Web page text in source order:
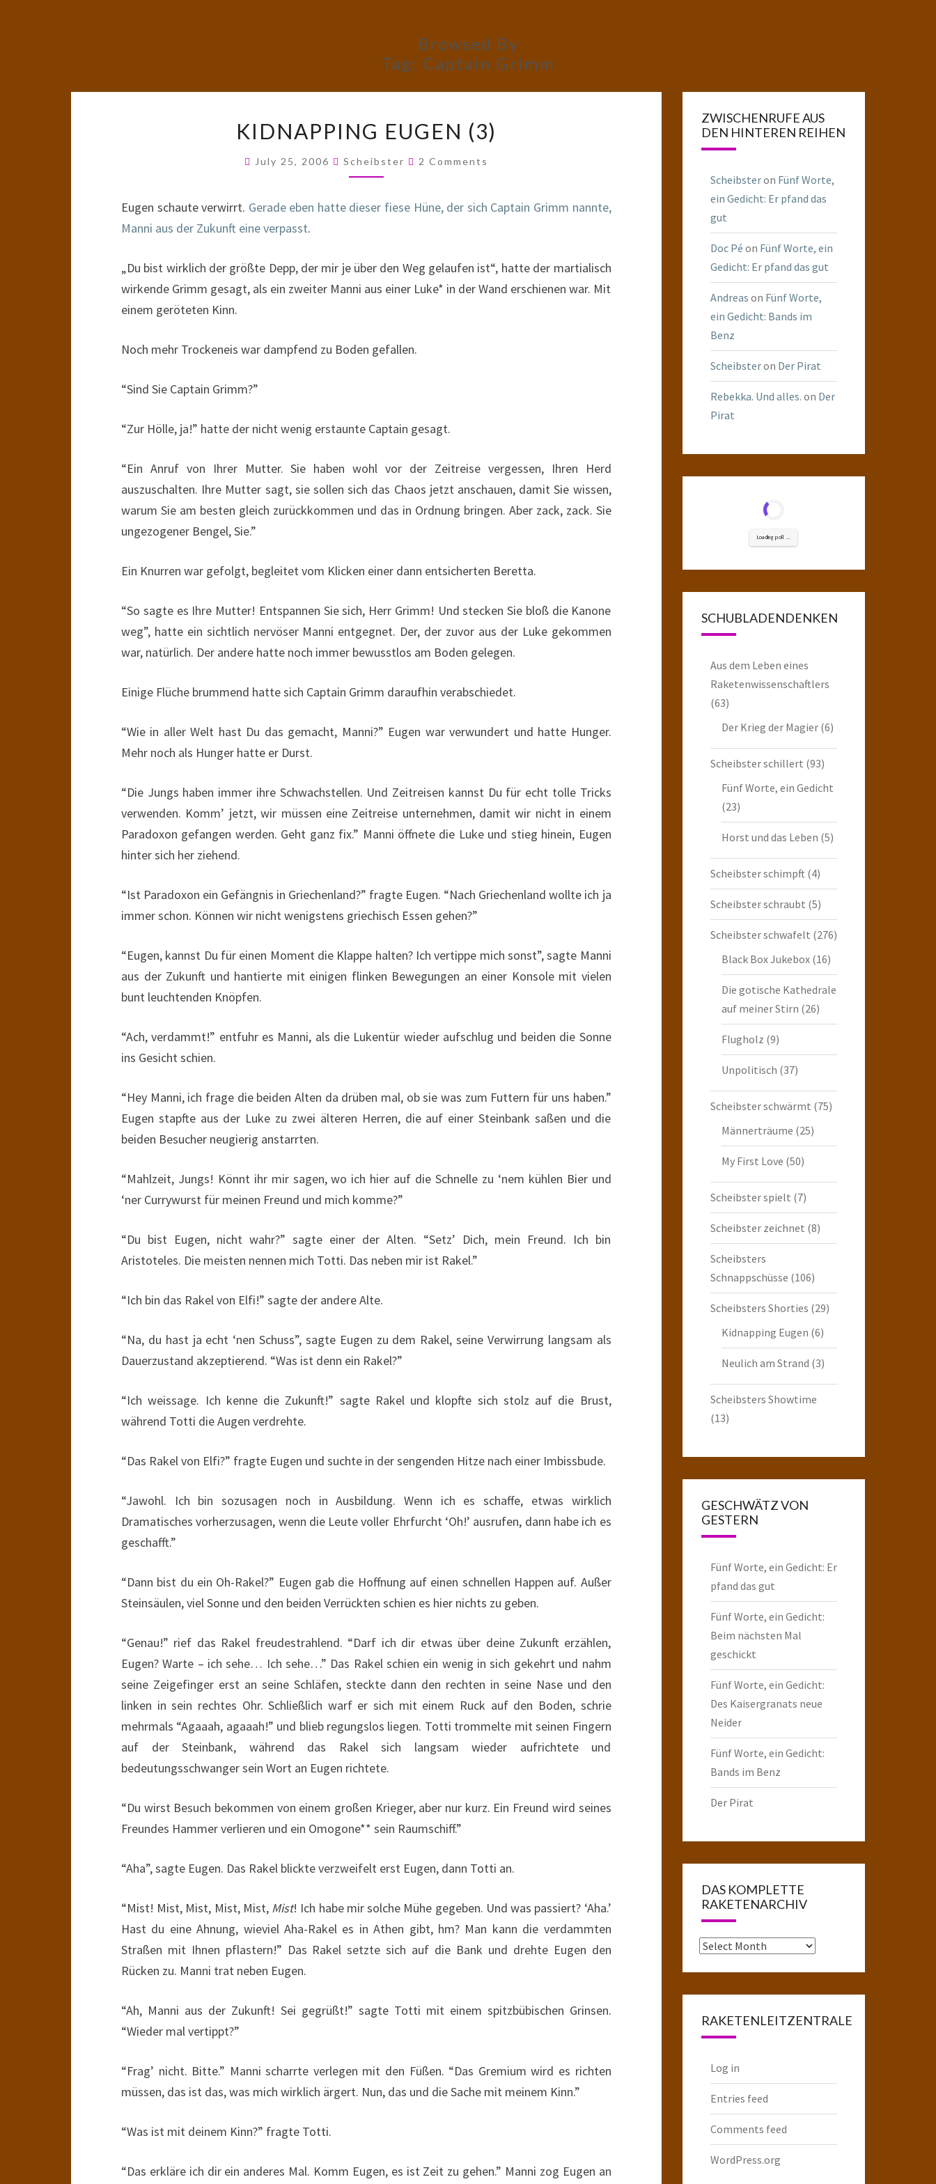
Browsed By
Tag: Captain Grimm
EUGEN
(3)
KIDNAPPING EUGEN (3)
July 25, 2006 Scheibster Comments
2 Comments
Eugen schaute verwirrt. Gerade eben hatte dieser fiese Hüne, der sich Captain Grimm nannte,
Manni aus der Zukunft eine verpasst.
„Du bist wirklich der größte Depp, der mir je über den Weg gelaufen ist“, hatte der martialisch
wirkende Grimm gesagt, als ein zweiter Manni aus einer Luke* in der Wand erschienen war. Mit
einem geröteten Kinn.
Noch mehr Trockeneis war dampfend zu Boden gefallen.
“Sind Sie Captain Grimm?”
“Zur Hölle, ja!” hatte der nicht wenig erstaunte Captain gesagt.
“Ein Anruf von Ihrer Mutter. Sie haben wohl vor der Zeitreise vergessen, Ihren Herd
auszuschalten. Ihre Mutter sagt, sie sollen sich das Chaos jetzt anschauen, damit Sie wissen,
warum Sie am besten gleich zurückkommen und das in Ordnung bringen. Aber zack, zack. Sie
ungezogener Bengel, Sie.”
Ein Knurren war gefolgt, begleitet vom Klicken einer dann entsicherten Beretta.
“So sagte es Ihre Mutter! Entspannen Sie sich, Herr Grimm! Und stecken Sie bloß die Kanone
weg”, hatte ein sichtlich nervöser Manni entgegnet. Der, der zuvor aus der Luke gekommen
war, natürlich. Der andere hatte noch immer bewusstlos am Boden gelegen.
Einige Flüche brummend hatte sich Captain Grimm daraufhin verabschiedet.
“Wie in aller Welt hast Du das gemacht, Manni?” Eugen war verwundert und hatte Hunger.
Mehr noch als Hunger hatte er Durst.
“Die Jungs haben immer ihre Schwachstellen. Und Zeitreisen kannst Du für echt tolle Tricks
verwenden. Komm’ jetzt, wir müssen eine Zeitreise unternehmen, damit wir nicht in einem
Paradoxon gefangen werden. Geht ganz fix.” Manni öffnete die Luke und stieg hinein, Eugen
hinter sich her ziehend.
“Ist Paradoxon ein Gefängnis in Griechenland?” fragte Eugen. “Nach Griechenland wollte ich ja
immer schon. Können wir nicht wenigstens griechisch Essen gehen?”
“Eugen, kannst Du für einen Moment die Klappe halten? Ich vertippe mich sonst”, sagte Manni
aus der Zukunft und hantierte mit einigen flinken Bewegungen an einer Konsole mit vielen
bunt leuchtenden Knöpfen.
“Ach, verdammt!” entfuhr es Manni, als die Lukentür wieder aufschlug und beiden die Sonne
ins Gesicht schien.
“Hey Manni, ich frage die beiden Alten da drüben mal, ob sie was zum Futtern für uns haben.”
Eugen stapfte aus der Luke zu zwei älteren Herren, die auf einer Steinbank saßen und die
beiden Besucher neugierig anstarrten.
“Mahlzeit, Jungs! Könnt ihr mir sagen, wo ich hier auf die Schnelle zu ‘nem kühlen Bier und
‘ner Currywurst für meinen Freund und mich komme?”
“Du bist Eugen, nicht wahr?” sagte einer der Alten. “Setz’ Dich, mein Freund. Ich bin
Aristoteles. Die meisten nennen mich Totti. Das neben mir ist Rakel.”
“Ich bin das Rakel von Elfi!” sagte der andere Alte.
“Na, du hast ja echt ‘nen Schuss”, sagte Eugen zu dem Rakel, seine Verwirrung langsam als
Dauerzustand akzeptierend. “Was ist denn ein Rakel?”
“Ich weissage. Ich kenne die Zukunft!” sagte Rakel und klopfte sich stolz auf die Brust,
während Totti die Augen verdrehte.
“Das Rakel von Elfi?” fragte Eugen und suchte in der sengenden Hitze nach einer Imbissbude.
“Jawohl. Ich bin sozusagen noch in Ausbildung. Wenn ich es schaffe, etwas wirklich
Dramatisches vorherzusagen, wenn die Leute voller Ehrfurcht ‘Oh!’ ausrufen, dann habe ich es
geschafft.”
“Dann bist du ein Oh-Rakel?” Eugen gab die Hoffnung auf einen schnellen Happen auf. Außer
Steinsäulen, viel Sonne und den beiden Verrückten schien es hier nichts zu geben.
“Genau!” rief das Rakel freudestrahlend. “Darf ich dir etwas über deine Zukunft erzählen,
Eugen? Warte – ich sehe… Ich sehe…” Das Rakel schien ein wenig in sich gekehrt und nahm
seine Zeigefinger erst an seine Schläfen, steckte dann den rechten in seine Nase und den
linken in sein rechtes Ohr. Schließlich warf er sich mit einem Ruck auf den Boden, schrie
mehrmals “Agaaah, agaaah!” und blieb regungslos liegen. Totti trommelte mit seinen Fingern
auf der Steinbank, während das Rakel sich langsam wieder aufrichtete und
bedeutungsschwanger sein Wort an Eugen richtete.
“Du wirst Besuch bekommen von einem großen Krieger, aber nur kurz. Ein Freund wird seines
Freundes Hammer verlieren und ein Omogone** sein Raumschiff.”
“Aha”, sagte Eugen. Das Rakel blickte verzweifelt erst Eugen, dann Totti an.
“Mist! Mist, Mist, Mist, Mist, Mist! Ich habe mir solche Mühe gegeben. Und was passiert? ‘Aha.’
Hast du eine Ahnung, wieviel Aha-Rakel es in Athen gibt, hm? Man kann die verdammten
Straßen mit Ihnen pflastern!” Das Rakel setzte sich auf die Bank und drehte Eugen den
Rücken zu. Manni trat neben Eugen.
“Ah, Manni aus der Zukunft! Sei gegrüßt!” sagte Totti mit einem spitzbübischen Grinsen.
“Wieder mal vertippt?”
“Frag’ nicht. Bitte.” Manni scharrte verlegen mit den Füßen. “Das Gremium wird es richten
müssen, das ist das, was mich wirklich ärgert. Nun, das und die Sache mit meinem Kinn.”
“Was ist mit deinem Kinn?” fragte Totti.
“Das erkläre ich dir ein anderes Mal. Komm Eugen, es ist Zeit zu gehen.” Manni zog Eugen an
ZWISCHENRUFE AUS
DEN HINTEREN REIHEN
Scheibsteron Fünf Worte,
ein Gedicht: Er pfand das
gut
Doc Pé on Fünf Worte, ein
Gedicht: Er pfand das gut
Andreas on Fünf Worte,
ein Gedicht: Bands im
Benz
Scheibsteron Der Pirat
Rebekka. Und alles. on Der
Pirat
Loading poll ...
SCHUBLADENDENKEN
Aus dem Leben eines
Raketenwissenschaftlers
(63)
Der Krieg der Magier(6)
Scheibster schillert (93)
Fünf Worte, ein Gedicht
(23)
Horst und das Leben (5)
Scheibster schimpft (4)
Scheibster schraubt (5)
Scheibster schwafelt (276)
Black Box Jukebox(16)
Die gotische Kathedrale
auf meiner Stirn (26)
Flugholz (9)
Unpolitisch (37)
Scheibster schwärmt (75)
Männerträume (25)
My First Love (50)
Scheibster spielt (7)
Scheibster zeichnet (8)
Scheibsters
Schnappschüsse (106)
Scheibsters Shorties (29)
Kidnapping Eugen (6)
Neulich am Strand (3)
Scheibsters Showtime
(13)
GESCHWÄTZ VON
GESTERN
Fünf Worte, ein Gedicht: Er
pfand das gut
Fünf Worte, ein Gedicht:
Beim nächsten Mal
geschickt
Fünf Worte, ein Gedicht:
Des Kaisergranats neue
Neider
Fünf Worte, ein Gedicht:
Bands im Benz
Der Pirat
DAS KOMPLETTE
RAKETENARCHIV
Das
RAKETENLEITZENTRALE
Log in
Entries feed
Comments feed
WordPress.org